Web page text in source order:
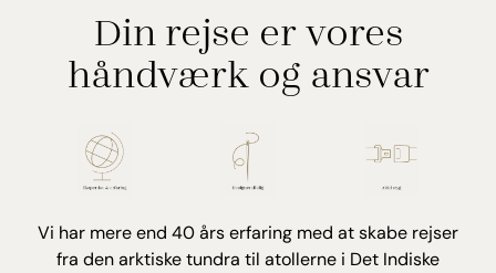
Din rejse er vores
håndværk og ansvar
Vi har mere end 40 års erfaring med at skabe rejser
fra den arktiske tundra til atollerne i Det Indiske